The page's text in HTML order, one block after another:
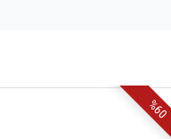
%60